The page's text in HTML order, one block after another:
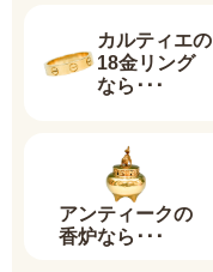
カルティエの
18金リング
なら･･･
アンティークの
香炉なら･･･